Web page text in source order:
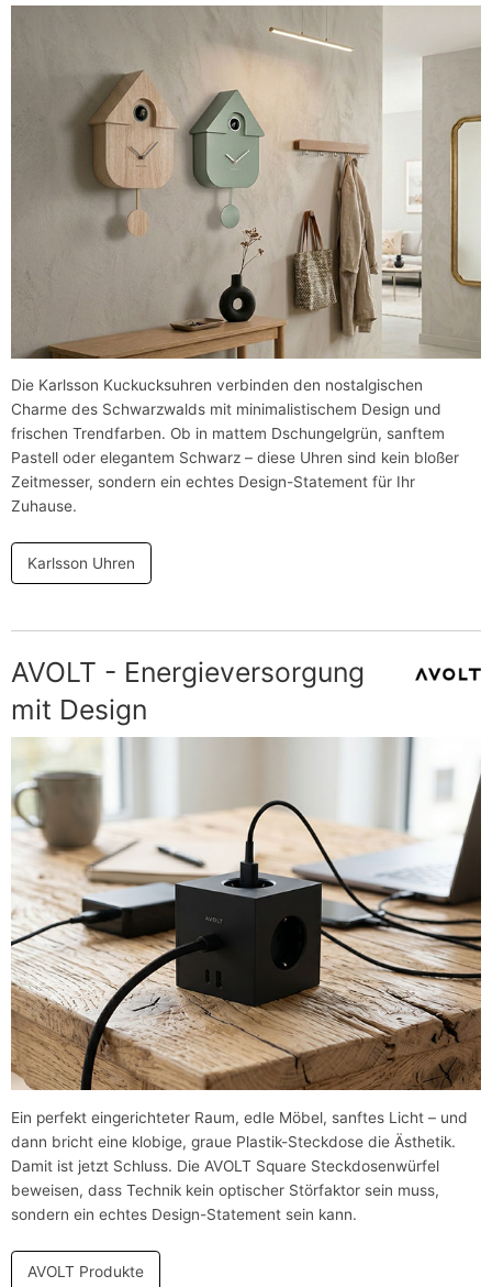
Die Karlsson Kuckucksuhren verbinden den nostalgischen
Charme des Schwarzwalds mit minimalistischem Design und
frischen Trendfarben. Ob in mattem Dschungelgrün, sanftem
Pastell oder elegantem Schwarz – diese Uhren sind kein bloßer
Zeitmesser, sondern ein echtes Design-Statement für Ihr
Zuhause.
Karlsson Uhren
AVOLT - Energieversorgung
mit Design
Ein perfekt eingerichteter Raum, edle Möbel, sanftes Licht – und
dann bricht eine klobige, graue Plastik-Steckdose die Ästhetik.
Damit ist jetzt Schluss. Die AVOLT Square Steckdosenwürfel
beweisen, dass Technik kein optischer Störfaktor sein muss,
sondern ein echtes Design-Statement sein kann.
AVOLT Produkte